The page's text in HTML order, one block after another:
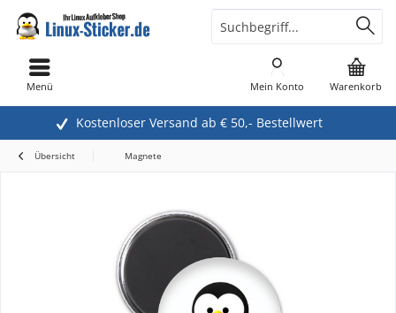
Kostenloser Versand ab € 50,- Bestellwert
Warenkorb
Mein Konto
Menü
Übersicht Magnete